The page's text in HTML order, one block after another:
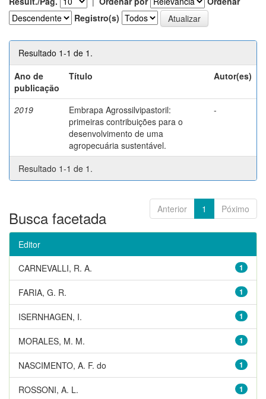
Registro(s)
Resultado 1-1 de 1.
Ano de
publicação
Título Autor(es)
2019
Embrapa Agrossilvipastoril:
primeiras contribuições para o
desenvolvimento de uma
agropecuária sustentável.
-
Resultado 1-1 de 1.
Anterior 1 Póximo
Busca facetada
Editor
1
CARNEVALLI, R. A.
1
FARIA, G. R.
1
ISERNHAGEN, I.
1
MORALES, M. M.
1
NASCIMENTO, A. F. do
1
ROSSONI, A. L.